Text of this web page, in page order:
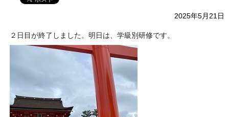
2025年5月21日
２日目が終了しました。明日は、学級別研修です。